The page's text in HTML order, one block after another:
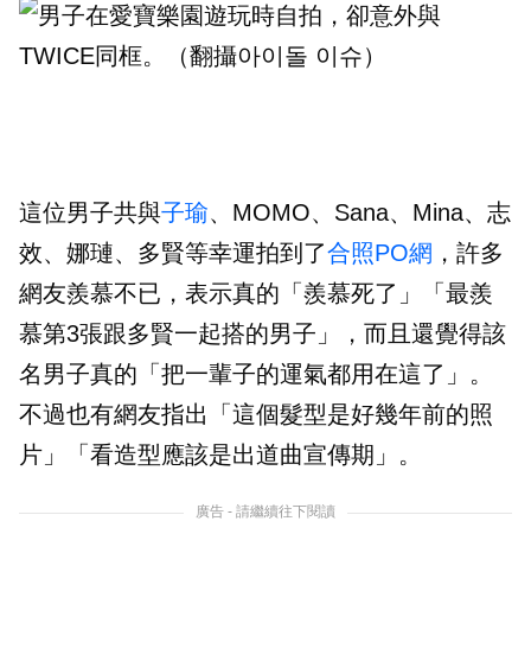
這位男子共與子瑜、MOMO、Sana、Mina、志
效、娜璉、多賢等幸運拍到了合照PO網 ，許多
網友羨慕不已，表示真的「羨慕死了」「最羨
慕第3張跟多賢一起搭的男子」，而且還覺得該
名男子真的「把一輩子的運氣都用在這了」。
不過也有網友指出「這個髮型是好幾年前的照
片」「看造型應該是出道曲宣傳期」。
廣告 - 請繼續往下閱讀